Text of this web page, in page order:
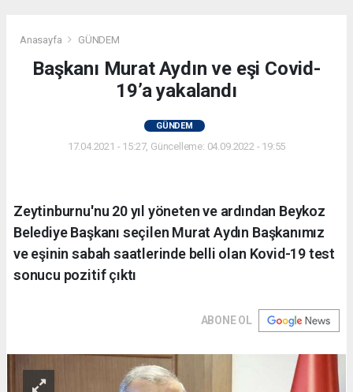
Anasayfa GÜNDEM
Başkanı Murat Aydın ve eşi Covid-
19’a yakalandı
GÜNDEM
17.04.2021 - 15:27, Güncelleme: 04.09.2022 - 19:55
Zeytinburnu'nu 20 yıl yöneten ve ardından Beykoz
Belediye Başkanı seçilen Murat Aydın Başkanımız
ve eşinin sabah saatlerinde belli olan Kovid-19 test
sonucu pozitif çıktı
ABONE OL